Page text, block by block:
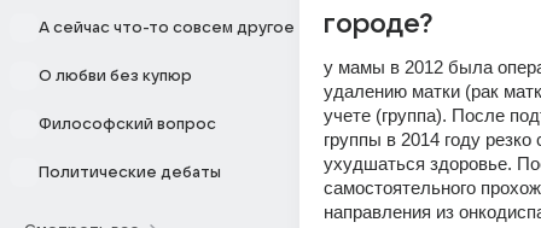
А сейчас что-то совсем другое
О любви без купюр
Философский вопрос
Политические дебаты
городе?
у мамы в 2012 была
удалению матки (рак
учете (группа). После
группы в 2014 году резко
ухудшаться здоровье.
самостоятельного
направления из